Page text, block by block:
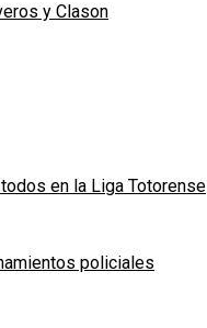
y Clason
en la Liga Totorense
policiales